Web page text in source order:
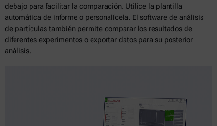
debajo para facilitar la comparación. Utilice la plantilla
automática de informe o personalícela. El software de análisis
de partículas también permite comparar los resultados de
diferentes experimentos o exportar datos para su posterior
análisis.